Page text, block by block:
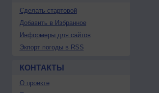
Сделать стартовой
Добавить в Избранное
Информеры для сайтов
Экпорт погоды в RSS
КОНТАКТЫ
О проекте